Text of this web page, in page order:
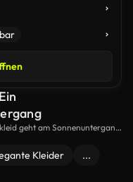
geht am Sonnenuntergang
Füßen.Die Szene erfasst die
ruhige und romantische
Kleider ...